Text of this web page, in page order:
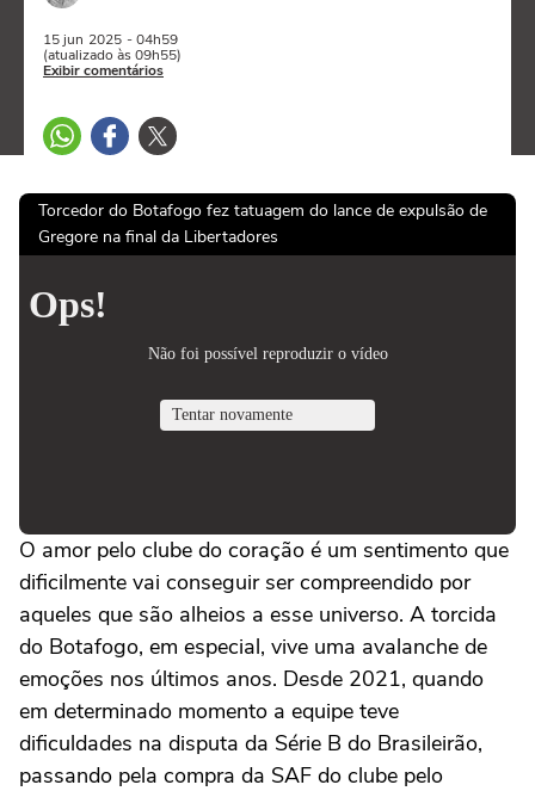
15 jun 2025 - 04h59
(atualizado às 09h55)
Exibir comentários
Torcedor do Botafogo fez tatuagem do lance de expulsão de
Gregore na final da Libertadores
O amor pelo clube do coração é um sentimento que
dificilmente vai conseguir ser compreendido por
aqueles que são alheios a esse universo. A torcida
do Botafogo, em especial, vive uma avalanche de
emoções nos últimos anos. Desde 2021, quando
em determinado momento a equipe teve
dificuldades na disputa da Série B do Brasileirão,
passando pela compra da SAF do clube pelo